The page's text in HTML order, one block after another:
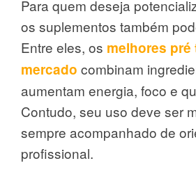
Para quem deseja
os suplementos também
Entre eles, os melhores
mercado combinam
aumentam energia, foco e
Contudo, seu uso deve ser
sempre acompanhado de
profissional.